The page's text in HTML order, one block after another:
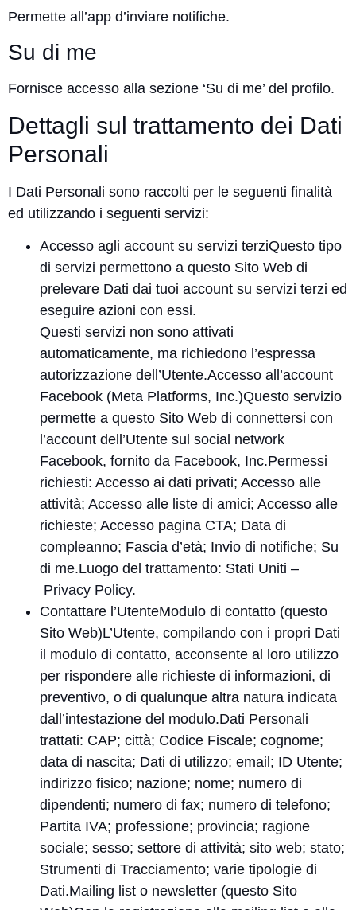
Permette all’app d’inviare notifiche.
Su di me
Fornisce accesso alla sezione ‘Su di me’ del profilo.
Dettagli sul trattamento dei Dati
Personali
I Dati Personali sono raccolti per le seguenti finalità
ed utilizzando i seguenti servizi:
Accesso agli account su servizi terziQuesto tipo
di servizi permettono a questo Sito Web di
prelevare Dati dai tuoi account su servizi terzi ed
eseguire azioni con essi.
Questi servizi non sono attivati
automaticamente, ma richiedono l’espressa
autorizzazione dell’Utente.Accesso all’account
Facebook (Meta Platforms, Inc.)Questo servizio
permette a questo Sito Web di connettersi con
l’account dell’Utente sul social network
Facebook, fornito da Facebook, Inc.Permessi
richiesti: Accesso ai dati privati; Accesso alle
attività; Accesso alle liste di amici; Accesso alle
richieste; Accesso pagina CTA; Data di
compleanno; Fascia d’età; Invio di notifiche; Su
di me.Luogo del trattamento: Stati Uniti –
Privacy Policy.
Contattare l’UtenteModulo di contatto (questo
Sito Web)L’Utente, compilando con i propri Dati
il modulo di contatto, acconsente al loro utilizzo
per rispondere alle richieste di informazioni, di
preventivo, o di qualunque altra natura indicata
dall’intestazione del modulo.Dati Personali
trattati: CAP; città; Codice Fiscale; cognome;
data di nascita; Dati di utilizzo; email; ID Utente;
indirizzo fisico; nazione; nome; numero di
dipendenti; numero di fax; numero di telefono;
Partita IVA; professione; provincia; ragione
sociale; sesso; settore di attività; sito web; stato;
Strumenti di Tracciamento; varie tipologie di
Dati.Mailing list o newsletter (questo Sito